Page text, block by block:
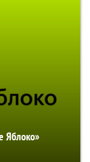
Яблоко»